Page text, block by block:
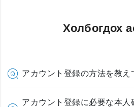
Холбогдох
アカウント登録の方法を教え
アカウント登録に必要な本人